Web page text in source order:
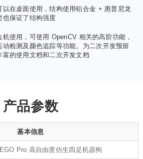
以在桌面使用，结构使用铝合金 + 惠普尼龙
也保证了结构强度
使用，可使用 OpenCV 相关的高阶功能，
检测及颜色追踪等功能。为二次开发预留
富的使用文档和二次开发文档
产品参数
基本信息
Pro 高自由度仿生四足机器狗